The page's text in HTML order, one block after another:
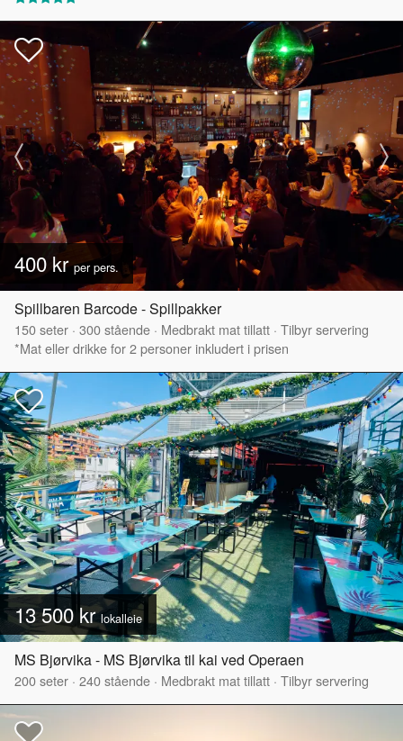
400 krper pers.
Spillbaren Barcode - Spillpakker
150seter · 300stående · Medbrakt mat tillatt · Tilbyr servering
*Mat eller drikke for 2 personer inkludert i prisen
13 500 krlokalleie
MS Bjørvika - MS Bjørvika til kai ved Operaen
200seter · 240stående · Medbrakt mat tillatt · Tilbyr servering